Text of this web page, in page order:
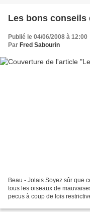
Les bons conseils
Publié le 04/06/2008 à 12:00
Par Fred Sabourin
Beau - Jolais Soyez sûr que
tous les oiseaux de
pecus à coup de lois